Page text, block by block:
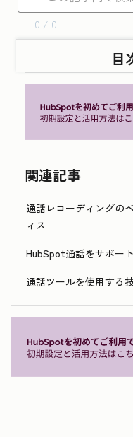
0 / 0
目
関連記事
通話レコーディングの
ィス
HubSpot通話をサポー
通話ツールを使用する